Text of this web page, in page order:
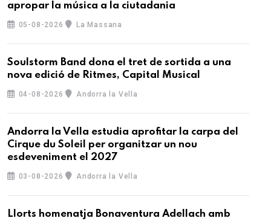
apropar la música a la ciutadania
05-08-2026 La Massana
Soulstorm Band dona el tret de sortida a una
nova edició de Ritmes, Capital Musical
04-08-2026 Andorra la Vella
Andorra la Vella estudia aprofitar la carpa del
Cirque du Soleil per organitzar un nou
esdeveniment el 2027
03-08-2026 Andorra la Vella
Llorts homenatja Bonaventura Adellach amb